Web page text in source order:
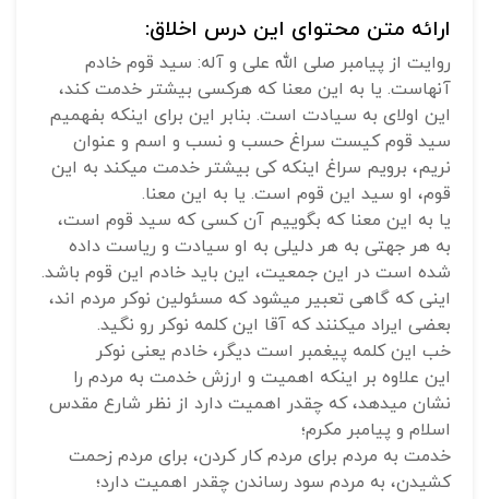
ارائه متن محتوای این درس اخلاق:
روایت از پیامبر صلی الله علی و آله: سید قوم خادم
آنهاست. یا به این معنا که هرکسی بیشتر خدمت کند،
این اولای به سیادت است. بنابر این برای اینکه بفهمیم
سید قوم کیست سراغ حسب و نسب و اسم و عنوان
نریم، برویم سراغ اینکه کی بیشتر خدمت میکند به این
قوم، او سید این قوم است. یا به این معنا.
یا به این معنا که بگوییم آن کسی که سید قوم است،
به هر جهتی به هر دلیلی به او سیادت و ریاست داده
شده است در این جمعیت، این باید خادم این قوم باشد.
اینی که گاهی تعبیر میشود که مسئولین نوکر مردم اند،
بعضی ایراد میکنند که آقا این کلمه نوکر رو نگید.
خب این کلمه پیغمبر است دیگر، خادم یعنی نوکر
این علاوه بر اینکه اهمیت و ارزش خدمت به مردم را
نشان میدهد، که چقدر اهمیت دارد از نظر شارع مقدس
اسلام و پیامبر مکرم؛
خدمت به مردم برای مردم کار کردن، برای مردم زحمت
کشیدن، به مردم سود رساندن چقدر اهمیت دارد؛